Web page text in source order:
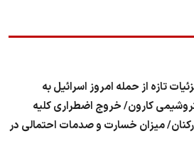
تازه از حمله امروز اسرائیل به
کارون/ خروج اضطراری کلیه
میزان خسارت و صدمات احتمالی در